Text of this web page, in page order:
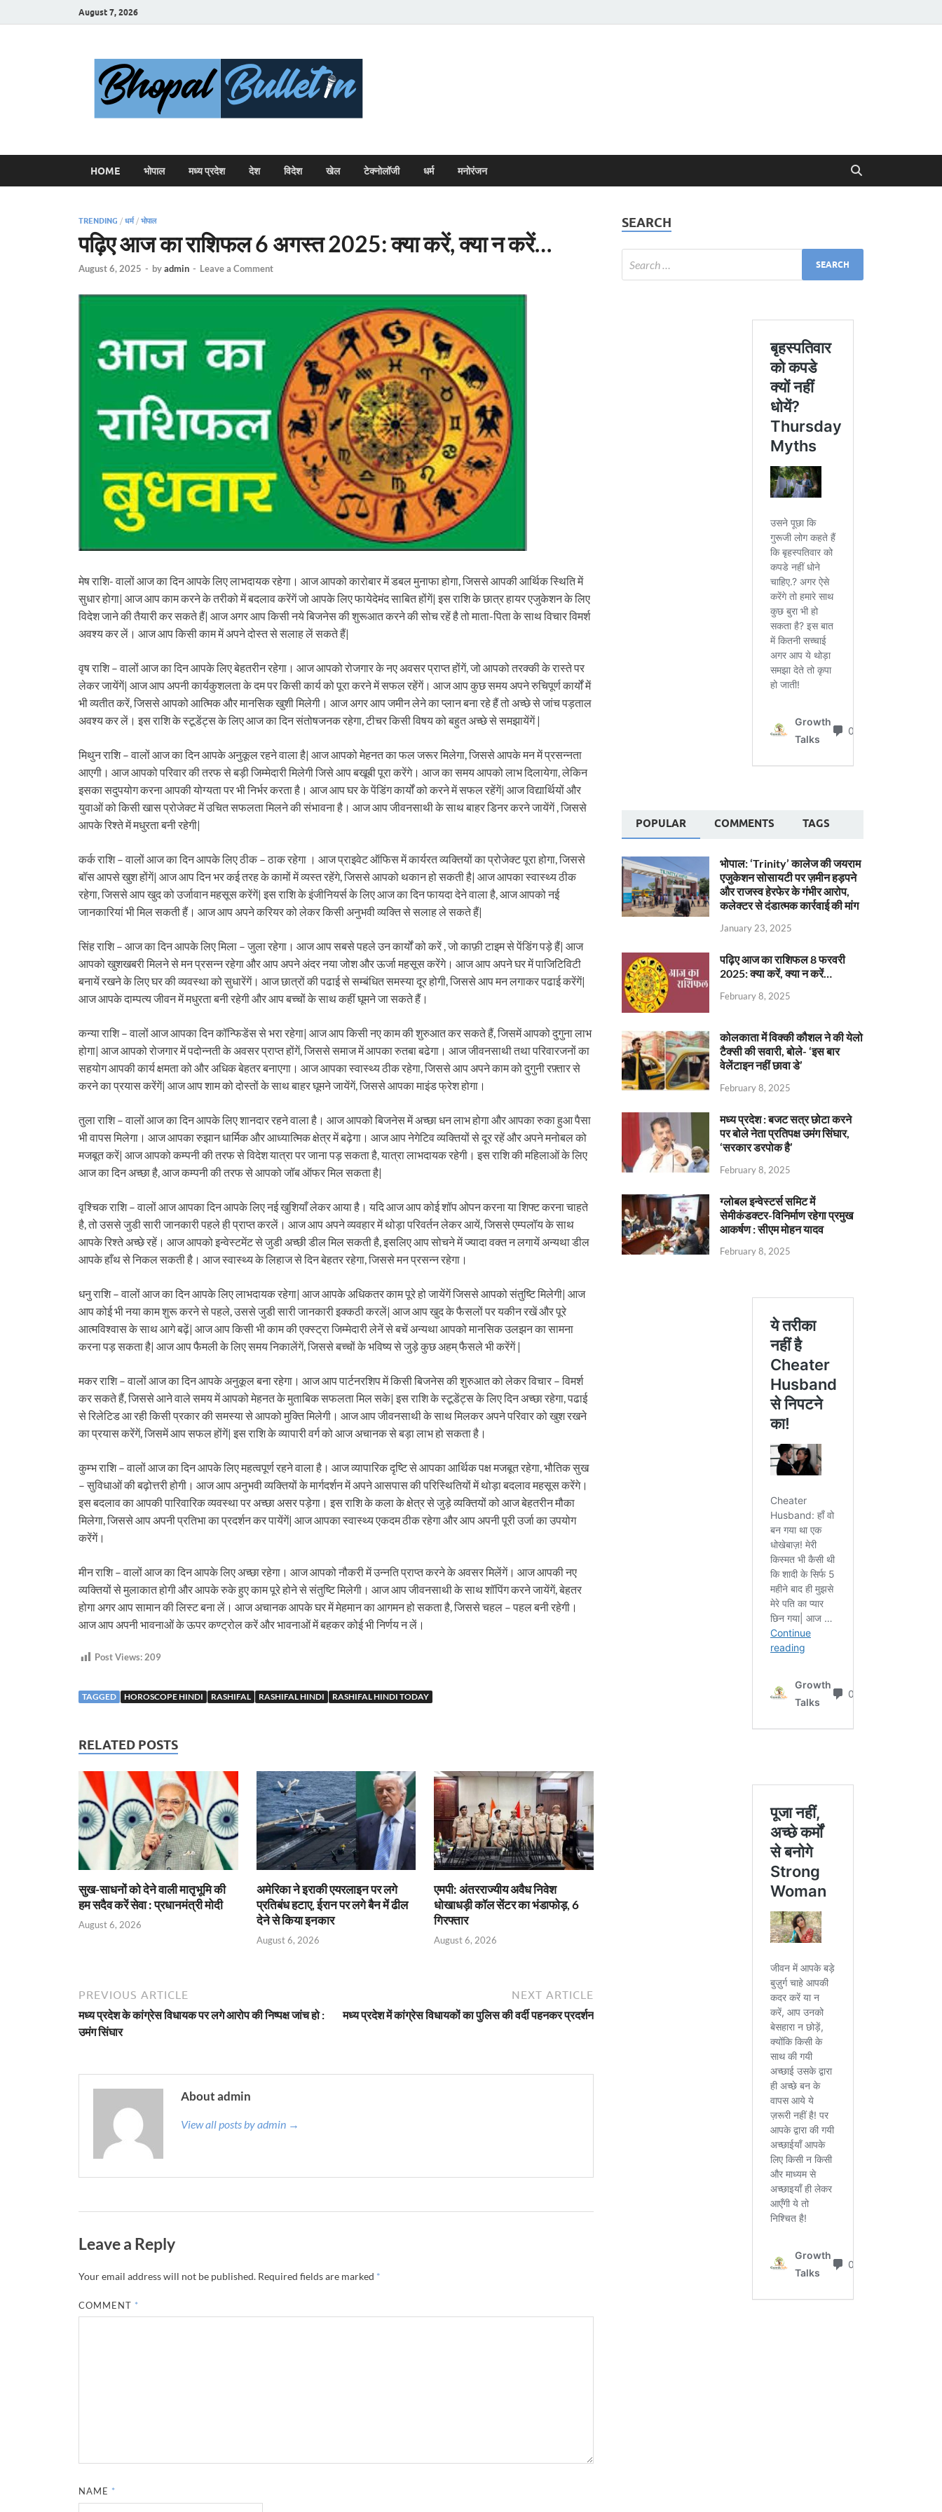
August 7, 2026
HOME भोपाल मध्य प्रदेश देश विदेश खेल टेक्नोलॉजी धर्म मनोरंजन
TRENDING / धर्म/ भोपाल
पढ़िए आज का राशिफल 6 अगस्त 2025: क्या करें, क्या न करें…
August 6, 2025 - byadmin - Leave a Comment
मेष राशि- वालों आज का दिन आपके लिए लाभदायक रहेगा। आज आपको कारोबार में डबल मुनाफा होगा, जिससे आपकी आर्थिक स्थिति में
सुधार होगा| आज आप काम करने के तरीको में बदलाव करेंगें जो आपके लिए फायेदेमंद साबित होंगें| इस राशि के छात्र हायर एजुकेशन के लिए
विदेश जाने की तैयारी कर सकते हैं| आज अगर आप किसी नये बिजनेस की शुरूआत करने की सोच रहें है तो माता-पिता के साथ विचार विमर्श
अवश्य कर लें। आज आप किसी काम में अपने दोस्त से सलाह लें सकते हैं|
वृष राशि – वालों आज का दिन आपके लिए बेहतरीन रहेगा। आज आपको रोजगार के नए अवसर प्राप्त होंगें, जो आपको तरक्की के रास्ते पर
लेकर जायेंगें| आज आप अपनी कार्यकुशलता के दम पर किसी कार्य को पूरा करने में सफल रहेंगें। आज आप कुछ समय अपने रुचिपूर्ण कार्यों में
भी व्यतीत करें, जिससे आपको आत्मिक और मानसिक खुशी मिलेगी। आज अगर आप जमीन लेने का प्लान बना रहे हैं तो अच्छे से जांच पड़ताल
अवश्य कर लें। इस राशि के स्टूडेंट्स के लिए आज का दिन संतोषजनक रहेगा, टीचर किसी विषय को बहुत अच्छे से समझायेंगें |
मिथुन राशि – वालों आज का दिन आपके अनुकूल रहने वाला है| आज आपको मेहनत का फल जरूर मिलेगा, जिससे आपके मन में प्रसन्नता
आएगी। आज आपको परिवार की तरफ से बड़ी जिम्मेदारी मिलेगी जिसे आप बखूबी पूरा करेंगे। आज का समय आपको लाभ दिलायेगा, लेकिन
इसका सदुपयोग करना आपकी योग्यता पर भी निर्भर करता है। आज आप घर के पेंडिंग कार्यों को करने में सफल रहेंगें| आज विद्यार्थियों और
युवाओं को किसी खास प्रोजेक्ट में उचित सफलता मिलने की संभावना है। आज आप जीवनसाथी के साथ बाहर डिनर करने जायेंगें , जिससे
आपके रिश्ते में मधुरता बनी रहेगी|
कर्क राशि – वालों आज का दिन आपके लिए ठीक – ठाक रहेगा । आज प्राइवेट ऑफिस में कार्यरत व्यक्तियों का प्रोजेक्ट पूरा होगा, जिससे
बॉस आपसे खुश होंगें| आज आप दिन भर कई तरह के कामों में व्यस्त रहेंगे, जिससे आपको थकान हो सकती है| आज आपका स्वास्थ्य ठीक
रहेगा, जिससे आप खुद को उर्जावान महसूस करेंगें| इस राशि के इंजीनियर्स के लिए आज का दिन फायदा देने वाला है, आज आपको नई
जानकारियां भी मिल सकती हैं। आज आप अपने करियर को लेकर किसी अनुभवी व्यक्ति से सलाह ले सकते हैं|
सिंह राशि – आज का दिन आपके लिए मिला – जुला रहेगा। आज आप सबसे पहले उन कार्यों को करें , जो काफ़ी टाइम से पेंडिंग पड़े हैं| आज
आपको खुशखबरी मिलने से मन प्रसन्न रहेगा और आप अपने अंदर नया जोश और ऊर्जा महसूस करेंगे। आज आप अपने घर में पाजिटिविटी
बनायें रखने के लिए घर की व्यवस्था को सुधारेंगें। आज छात्रों की पढाई से सम्बंधित समस्या दूर होगी, जिससे आप मन लगाकर पढाई करेंगें|
आज आपके दाम्पत्य जीवन में मधुरता बनी रहेगी और आप बच्चों के साथ कहीं घूमने जा सकते हैं।
कन्या राशि – वालों आज आपका दिन कॉन्फिडेंस से भरा रहेगा| आज आप किसी नए काम की शुरुआत कर सकते हैं, जिसमें आपको दुगुना लाभ
होगा| आज आपको रोजगार में पदोन्नती के अवसर प्राप्त होंगें, जिससे समाज में आपका रुतबा बढेगा। आज जीवनसाथी तथा परिवारजनों का
सहयोग आपकी कार्य क्षमता को और अधिक बेहतर बनाएगा। आज आपका स्वास्थ्य ठीक रहेगा, जिससे आप अपने काम को दुगुनी रफ़्तार से
करने का प्रयास करेंगें| आज आप शाम को दोस्तों के साथ बाहर घूमने जायेंगें, जिससे आपका माइंड फ्रेश होगा।
तुला राशि – वालों आज का दिन आपके लिए शानदार रहने वाला है। आज आपको बिजनेस में अच्छा धन लाभ होगा और आपका रुका हुआ पैसा
भी वापस मिलेगा। आज आपका रुझान धार्मिक और आध्यात्मिक क्षेत्र में बढ़ेगा। आज आप नेगेटिव व्यक्तियों से दूर रहें और अपने मनोबल को
मजबूत करें| आज आपको कम्पनी की तरफ से विदेश यात्रा पर जाना पड़ सकता है, यात्रा लाभदायक रहेगी। इस राशि की महिलाओं के लिए
आज का दिन अच्छा है, आज कम्पनी की तरफ से आपको जॉब ऑफर मिल सकता है|
वृश्चिक राशि – वालों आज आपका दिन आपके लिए नई खुशियाँ लेकर आया है। यदि आज आप कोई शॉप ओपन करना या शिफ्ट करना चाहते
है, तो उससे जुडी सारी जानकारी पहले ही प्राप्त करलें। आज आप अपने व्यवहार में थोड़ा परिवर्तन लेकर आयें, जिससे एम्पलॉय के साथ
आपके रिश्ते अच्छे रहें। आज आपको इन्वेस्टमेंट से जुडी अच्छी डील मिल सकती है, इसलिए आप सोचने में ज्यादा वक्त न लगायें अन्यथा डील
आपके हाँथ से निकल सकती है। आज स्वास्थ्य के लिहाज से दिन बेहतर रहेगा, जिससे मन प्रसन्न रहेगा।
धनु राशि – वालों आज का दिन आपके लिए लाभदायक रहेगा| आज आपके अधिकतर काम पूरे हो जायेंगें जिससे आपको संतुष्टि मिलेगी| आज
आप कोई भी नया काम शुरू करने से पहले, उससे जुडी सारी जानकारी इक्कठी करलें| आज आप खुद के फैसलों पर यकीन रखें और पूरे
आत्मविश्वास के साथ आगे बढ़ें| आज आप किसी भी काम की एक्स्ट्रा जिम्मेदारी लेनें से बचें अन्यथा आपको मानसिक उलझन का सामना
करना पड़ सकता है| आज आप फैमली के लिए समय निकालेंगें, जिससे बच्चों के भविष्य से जुड़े कुछ अहम् फैसले भी करेंगें |
मकर राशि – वालों आज का दिन आपके अनुकूल बना रहेगा। आज आप पार्टनरशिप में किसी बिजनेस की शुरुआत को लेकर विचार – विमर्श
कर सकते हैं, जिससे आने वाले समय में आपको मेहनत के मुताबिक सफलता मिल सके| इस राशि के स्टूडेंट्स के लिए दिन अच्छा रहेगा, पढाई
से रिलेटिड आ रही किसी प्रकार की समस्या से आपको मुक्ति मिलेगी। आज आप जीवनसाथी के साथ मिलकर अपने परिवार को खुश रखने
का प्रयास करेंगें, जिसमें आप सफल होंगें| इस राशि के व्यापारी वर्ग को आज अचानक से बड़ा लाभ हो सकता है।
कुम्भ राशि – वालों आज का दिन आपके लिए महत्वपूर्ण रहने वाला है। आज व्यापारिक दृष्टि से आपका आर्थिक पक्ष मजबूत रहेगा, भौतिक सुख
– सुविधाओं की बढ़ोत्तरी होगी। आज आप अनुभवी व्यक्तियों के मार्गदर्शन में अपने आसपास की परिस्थितियों में थोड़ा बदलाव महसूस करेंगे।
इस बदलाव का आपकी पारिवारिक व्यवस्था पर अच्छा असर पड़ेगा। इस राशि के कला के क्षेत्र से जुड़े व्यक्तियों को आज बेहतरीन मौका
मिलेगा, जिससे आप अपनी प्रतिभा का प्रदर्शन कर पायेंगें| आज आपका स्वास्थ्य एकदम ठीक रहेगा और आप अपनी पूरी उर्जा का उपयोग
करेंगें।
मीन राशि – वालों आज का दिन आपके लिए अच्छा रहेगा। आज आपको नौकरी में उन्नति प्राप्त करने के अवसर मिलेंगें। आज आपकी नए
व्यक्तियों से मुलाकात होगी और आपके रुके हुए काम पूरे होने से संतुष्टि मिलेगी। आज आप जीवनसाथी के साथ शॉपिंग करने जायेंगें, बेहतर
होगा अगर आप सामान की लिस्ट बना लें। आज अचानक आपके घर में मेहमान का आगमन हो सकता है, जिससे चहल – पहल बनी रहेगी।
आज आप अपनी भावनाओं के ऊपर कण्ट्रोल करें और भावनाओं में बहकर कोई भी निर्णय न लें।
Post Views:209
TAGGED HOROSCOPE HINDI RASHIFAL RASHIFAL HINDI RASHIFAL HINDI TODAY
RELATED POSTS
सुख-साधनों को देने वाली मातृभूमि की
हम सदैव करें सेवा : प्रधानमंत्री मोदी
August 6, 2026
अमेरिका ने इराकी एयरलाइन पर लगे
प्रतिबंध हटाए, ईरान पर लगे बैन में ढील
देने से किया इनकार
August 6, 2026
एमपी: अंतरराज्यीय अवैध निवेश
धोखाधड़ी कॉल सेंटर का भंडाफोड़, 6
गिरफ्तार
August 6, 2026
PREVIOUS ARTICLE
मध्य प्रदेश के कांग्रेस विधायक पर लगे आरोप की निष्पक्ष जांच हो :
उमंग सिंघार
NEXT ARTICLE
मध्य प्रदेश में कांग्रेस विधायकों का पुलिस की वर्दी पहनकर प्रदर्शन
About admin
View all posts by admin →
Leave a Reply
Your email address will not be published. Required fields are marked *
COMMENT *
NAME *
SEARCH
POPULAR COMMENTS TAGS
भोपाल: ‘Trinity’ कालेज की जयराम
एजुकेशन सोसायटी पर ज़मीन हड़पने
और राजस्व हेरफेर के गंभीर आरोप,
कलेक्टर से दंडात्मक कार्रवाई की मांग
January 23, 2025
पढ़िए आज का राशिफल 8 फरवरी
2025: क्या करें, क्या न करें…
February 8, 2025
कोलकाता में विक्की कौशल ने की येलो
टैक्सी की सवारी, बोले- ‘इस बार
वेलेंटाइन नहीं छावा डे’
February 8, 2025
मध्य प्रदेश : बजट सत्र छोटा करने
पर बोले नेता प्रतिपक्ष उमंग सिंघार,
‘सरकार डरपोक है’
February 8, 2025
ग्लोबल इन्वेस्टर्स समिट में
सेमीकंडक्टर-विनिर्माण रहेगा प्रमुख
आकर्षण : सीएम मोहन यादव
February 8, 2025